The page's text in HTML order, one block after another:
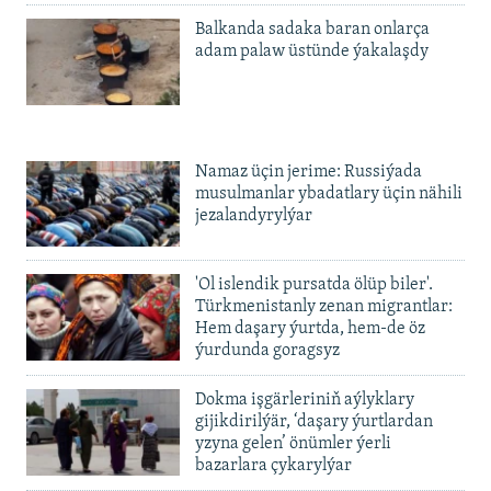
Balkanda sadaka baran onlarça
adam palaw üstünde ýakalaşdy
Namaz üçin jerime: Russiýada
musulmanlar ybadatlary üçin nähili
jezalandyrylýar
'Ol islendik pursatda ölüp biler'.
Türkmenistanly zenan migrantlar:
Hem daşary ýurtda, hem-de öz
ýurdunda goragsyz
Dokma işgärleriniň aýlyklary
gijikdirilýär, ‘daşary ýurtlardan
yzyna gelen’ önümler ýerli
bazarlara çykarylýar